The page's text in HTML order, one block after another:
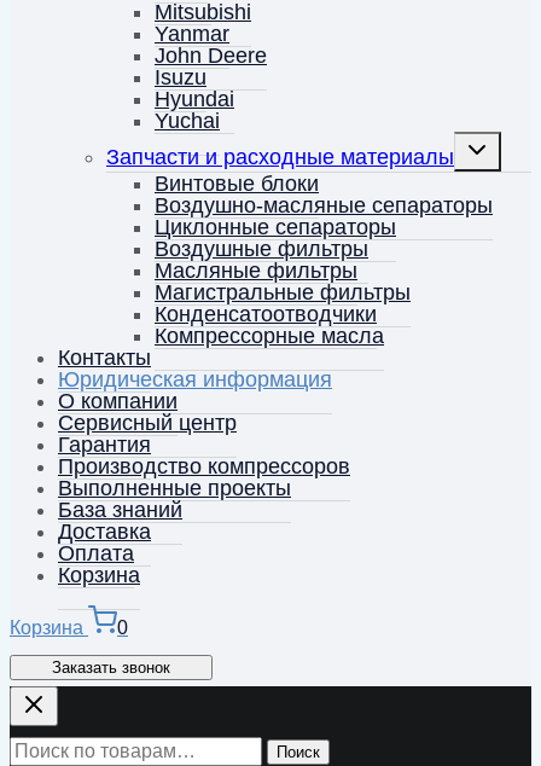
Mitsubishi
Yanmar
John Deere
Isuzu
Hyundai
Yuchai
Запчасти и расходные материалы
Винтовые блоки
Воздушно-масляные сепараторы
Циклонные сепараторы
Воздушные фильтры
Масляные фильтры
Магистральные фильтры
Конденсатоотводчики
Компрессорные масла
Контакты
Юридическая информация
О компании
Сервисный центр
Гарантия
Производство компрессоров
Выполненные проекты
База знаний
Доставка
Оплата
Корзина
Корзина 0
Заказать звонок
Искать: Поиск